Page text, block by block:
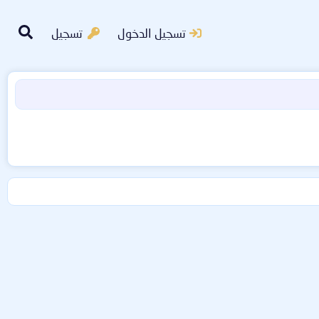
تسجيل الدخول تسجيل